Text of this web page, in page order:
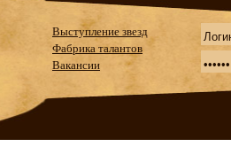
Выступление звезд
Фабрика талантов
Вакансии